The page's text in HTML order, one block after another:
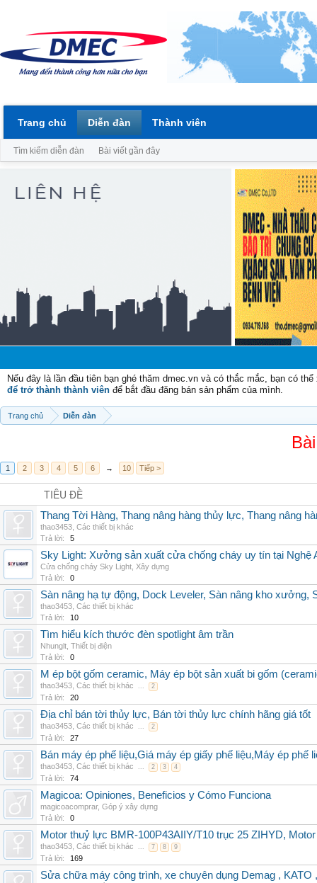
Nếu đây là lần đầu tiên bạn ghé thăm dmec.vn và có thắc mắc, bạn có
để trở thành thành viên để bắt đầu đăng bán sản phẩm của mình.
Trang chủ Diễn đàn
1 2 3 4 5 6 → 10 Tiếp >
TIÊU ĐỀ
Thang Tời Hàng, Thang nâng hàng thủy lực, Thang nâng
thao3453 Các thiết bị khác
Trả lời:
5
Sky Light: Xưởng sản xuất cửa chống cháy uy tín tại Nghệ
Cửa chống cháy Sky Light Xây dựng
Trả lời:
0
Sàn nâng hạ tự động, Dock Leveler, Sàn nâng kho xưởng,
thao3453 Các thiết bị khác
Trả lời:
10
Tìm hiểu kích thước đèn spotlight âm trần
Nhunglt Thiết bị điện
Trả lời:
0
M ép bột gốm ceramic, Máy ép bột sản xuất bi gốm
thao3453 Các thiết bị khác ... 2
Trả lời: 20
Địa chỉ bán tời thủy lực, Bán tời thủy lực chính hãng giá tốt
thao3453 Các thiết bị khác ... 2
Trả lời: 27
Bán máy ép phế liệu,Giá máy ép giấy phế liệu,Máy ép phế
thao3453 Các thiết bị khác ... 2 3 4
Trả lời: 74
Magicoa: Opiniones, Beneficios y Cómo Funciona
magicoacomprar, Góp ý xây dựng
Trả lời:
0
Motor thuỷ lực BMR-100P43AIIY/T10 trục 25 ZIHYD,
thao3453 Các thiết bị khác ... 7 8 9
Trả lời: 169
Sửa chữa máy công trình, xe chuyên dụng Demag , KATO
Trang chủ Diễn đàn
Tìm kiếm diễn đàn Bài viết gần đây
Thành viên